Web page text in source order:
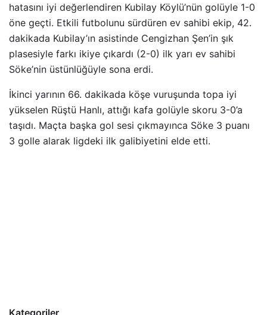
hatasını iyi değerlendiren Kubilay Köylü’nün golüyle 1-0
öne geçti. Etkili futbolunu sürdüren ev sahibi ekip, 42.
dakikada Kubilay’ın asistinde Cengizhan Şen’in şık
plasesiyle farkı ikiye çıkardı (2-0) ilk yarı ev sahibi
Söke’nin üstünlüğüyle sona erdi.
İkinci yarının 66. dakikada köşe vuruşunda topa iyi
yükselen Rüştü Hanlı, attığı kafa golüyle skoru 3-0’a
taşıdı. Maçta başka gol sesi çıkmayınca Söke 3 puanı
3 golle alarak ligdeki ilk galibiyetini elde etti.
Kategoriler